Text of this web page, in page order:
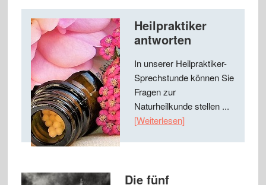
Heilpraktiker
antworten
In unserer Heilpraktiker-
Sprechstunde können Sie
Fragen zur
Naturheilkunde stellen ...
[Weiterlesen]
Die fünf